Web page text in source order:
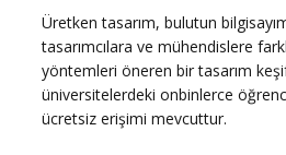
Üretken tasarım, bulutun
tasarımcılara ve mühendislere
yöntemleri öneren bir tasarım
üniversitelerdeki onbinlerce
ücretsiz erişimi mevcuttur.